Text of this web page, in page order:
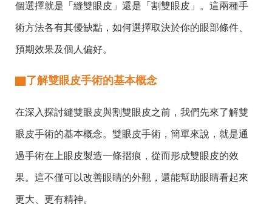
個選擇就是「縫雙眼皮」還是「割雙眼皮」。這兩種手
術方法各有其優缺點，如何選擇取決於你的眼部條件、
預期效果及個人偏好。
▇了解雙眼皮手術的基本概念
在深入探討縫雙眼皮與割雙眼皮之前，我們先來了解雙
眼皮手術的基本概念。雙眼皮手術，簡單來說，就是通
過手術在上眼皮製造一條摺痕，從而形成雙眼皮的效
果。這不僅可以改善眼睛的外觀，還能幫助眼睛看起來
更大、更有精神。